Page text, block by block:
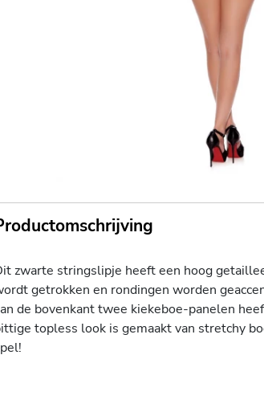
zwarte stringslipje heeft een hoog
getrokken en rondingen worden
de bovenkant twee kiekeboe-panelen
topless look is gemaakt van stretchy